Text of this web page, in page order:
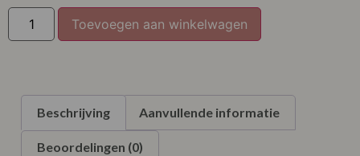
Toevoegen aan winkelwagen
Beschrijving Aanvullende informatie
Beoordelingen (0)